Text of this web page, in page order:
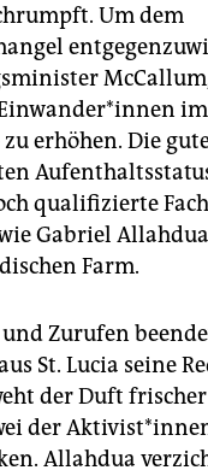
Um dem
im
erhöhen. Die
qualifizierte
Gabriel
Farm.
Zurufen
St. Lucia seine
der Duft frischer
der
Allahdua